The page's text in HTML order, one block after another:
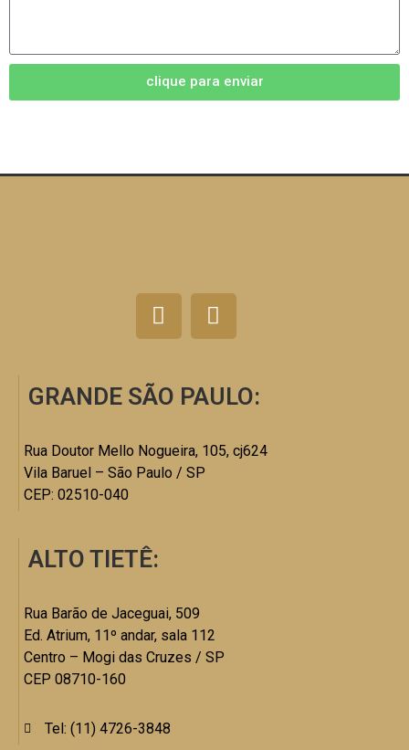
clique para enviar
GRANDE SÃO PAULO:
Rua Doutor Mello Nogueira, 105, cj624
Vila Baruel – São Paulo / SP
CEP: 02510-040
ALTO TIETÊ:
Rua Barão de Jaceguai, 509
Ed. Atrium, 11º andar, sala 112
Centro – Mogi das Cruzes / SP
CEP 08710-160
Tel: (11) 4726-3848